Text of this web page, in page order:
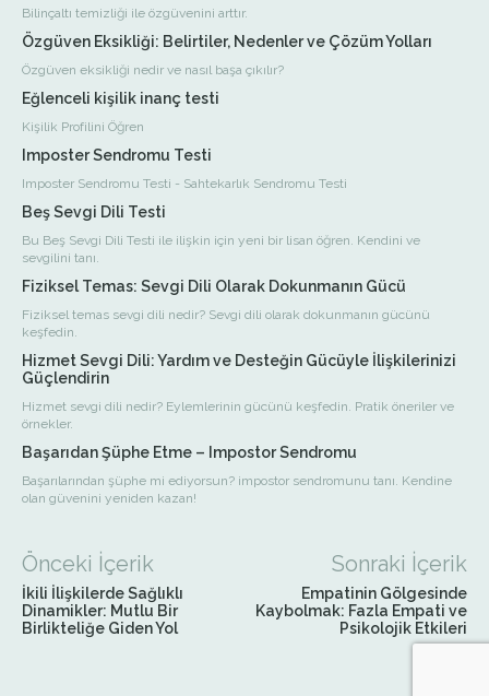
Bilinçaltı temizliği ile özgüvenini arttır.
Özgüven Eksikliği: Belirtiler, Nedenler ve Çözüm Yolları
Özgüven eksikliği nedir ve nasıl başa çıkılır?
Eğlenceli kişilik inanç testi
Kişilik Profilini Öğren
Imposter Sendromu Testi
Imposter Sendromu Testi - Sahtekarlık Sendromu Testi
Beş Sevgi Dili Testi
Bu Beş Sevgi Dili Testi ile ilişkin için yeni bir lisan öğren. Kendini ve
sevgilini tanı.
Fiziksel Temas: Sevgi Dili Olarak Dokunmanın Gücü
Fiziksel temas sevgi dili nedir? Sevgi dili olarak dokunmanın gücünü
keşfedin.
Hizmet Sevgi Dili: Yardım ve Desteğin Gücüyle İlişkilerinizi
Güçlendirin
Hizmet sevgi dili nedir? Eylemlerinin gücünü keşfedin. Pratik öneriler ve
örnekler.
Başarıdan Şüphe Etme – Impostor Sendromu
Başarılarından şüphe mi ediyorsun? impostor sendromunu tanı. Kendine
olan güvenini yeniden kazan!
Önceki İçerik
İkili İlişkilerde Sağlıklı
Dinamikler: Mutlu Bir
Birlikteliğe Giden Yol
Sonraki İçerik
Empatinin Gölgesinde
Kaybolmak: Fazla Empati ve
Psikolojik Etkileri